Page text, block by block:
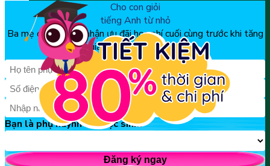
Cho con giỏi
tiếng Anh từ nhỏ
Ba mẹ đăng ký để nhận ưu đãi học phí cuối cùng trước khi tăng
giá, chỉ từ 150k/tháng
Bạn là phụ huynh hay học sinh?
Đăng ký ngay